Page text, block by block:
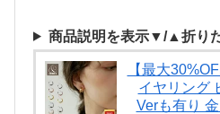
商品説明を表示▼/▲折り
【最大
イヤリング
Verも有り